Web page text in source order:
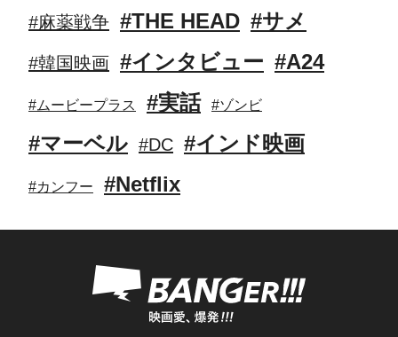
#麻薬戦争 #THE HEAD #サメ
#韓国映画 #インタビュー #A24
#ムービープラス #実話 #ゾンビ
#マーベル #DC #インド映画
#カンフー #Netflix